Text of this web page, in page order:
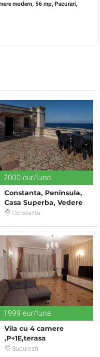
modern, 56 mp, Pacurari,
2000 eur/luna
Constanta, Peninsula,
Casa Superba, Vedere
la Mare, Terasa, Locuit
Constanta
1999 eur/luna
Vila cu 4 camere
,P+1E,terasa
superba,situata la 20
Bucuresti